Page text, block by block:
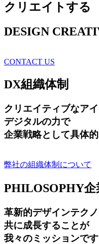
クリエイトする
DESIGN
CONTACT US
DX組織体制
クリエイティブなア
デジタルの力で
企業戦略として具体的
弊社の組織体制について
PHILOSOPHY企
革新的デザインテク
共に成長することが
我々のミッションです